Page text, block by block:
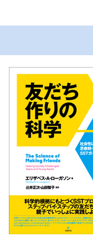
お知らせ
2021.10.30
ホームページをリニ